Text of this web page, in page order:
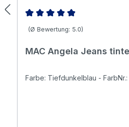
Durchschnittliche Bewertung
(Ø Bewertung: 5.0)
MAC Angela Jeans
Farbe: Tiefdunkelblau - FarbNr.: